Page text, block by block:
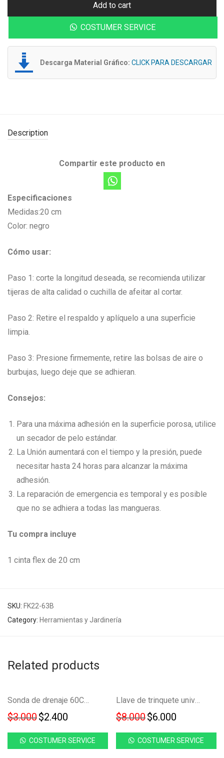
Add to cart
COSTUMER SERVICE
Descarga Material Gráfico: CLICK PARA DESCARGAR
Description
Compartir este producto en
Especificaciones
Medidas:20 cm
Color: negro
Cómo usar:
Paso 1: corte la longitud deseada, se recomienda utilizar
tijeras de alta calidad o cuchilla de afeitar al cortar.
Paso 2: Retire el respaldo y aplíquelo a una superficie
limpia.
Paso 3: Presione firmemente, retire las bolsas de aire o
burbujas, luego deje que se adhieran.
Consejos:
Para una máxima adhesión en la superficie porosa, utilice
un secador de pelo estándar.
La Unión aumentará con el tiempo y la presión, puede
necesitar hasta 24 horas para alcanzar la máxima
adhesión.
La reparación de emergencia es temporal y es posible
que no se adhiera a todas las mangueras.
Tu compra incluye
1 cinta flex de 20 cm
SKU: FK22-63B
Category: Herramientas y Jardinería
Related products
20%
Sonda de drenaje 60CM para sifones tuberia y alcantarillado extractor de plomeria FK23D-295
$3.000Original price was: $3.000.
$2.400 Current price is: $2.400.
COSTUMER SERVICE
-25%
Llave de trinquete universal con enchufe universal FK23D-149
$8.000Original price
$6.000
COSTUMER SERVICE